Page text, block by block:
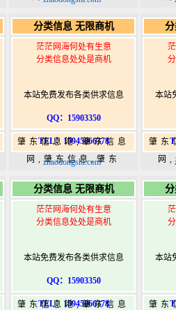
港|www.zhaodongshi.com
港
分类信息 无限商机
茫茫网海何处有生意
分类信息处处是商机
本站免费发布各类供求信息
QQ：15903350
TEL：15945066378
肇东信息港,肇东信息
网,肇东信息,肇东
港|www.zhaodongshi.com
zhaodongshi.com
本站
肇东
网
港
分类信息 无限商机
茫茫网海何处有生意
分类信息处处是商机
本站免费发布各类供求信息
QQ：15903350
TEL：15945066378
肇东信息港,肇东信息
本站
肇东